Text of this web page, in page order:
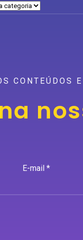
CONTEÚDOS
E-mail *